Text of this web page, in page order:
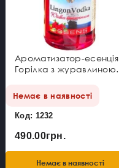
Ароматизатор-есенція
Горілка з журавлиною
Немає в наявності
Код: 1232
490.00грн.
Немає в наявності